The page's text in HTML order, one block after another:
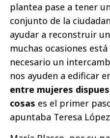
plantea pase a tener
conjunto de la
ayudar a reconstruir
muchas ocasiones
necesario un
nos ayuden a edificar
entre mujeres
cosas es el primer
apuntaba Teresa